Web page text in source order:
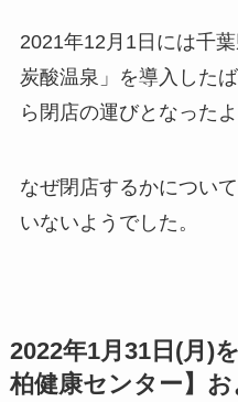
2021年12月1日には千
炭酸温泉」を導入した
ら閉店の運びとなったよ
なぜ閉店するかについ
いないようでした。
2022年1月31日(月)
柏健康センター】